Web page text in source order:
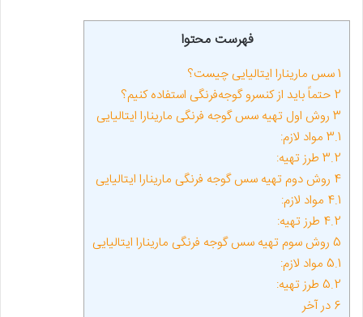
فهرست محتوا
1سس مارینارا ایتالیایی چیست؟
2 حتماً باید از کنسرو گوجه‌فرنگی استفاده کنیم؟
3 روش اول تهیه سس گوجه‌ فرنگی مارینارا ایتالیایی
3.1 مواد لازم:
3.2 طرز تهیه:
4 روش دوم تهیه سس گوجه ‌فرنگی مارینارا ایتالیایی
4.1 مواد لازم:
4.2 طرز تهیه:
5 روش سوم تهیه سس گوجه ‌فرنگی مارینارا ایتالیایی
5.1 مواد لازم:
5.2 طرز تهیه:
6 در آخر